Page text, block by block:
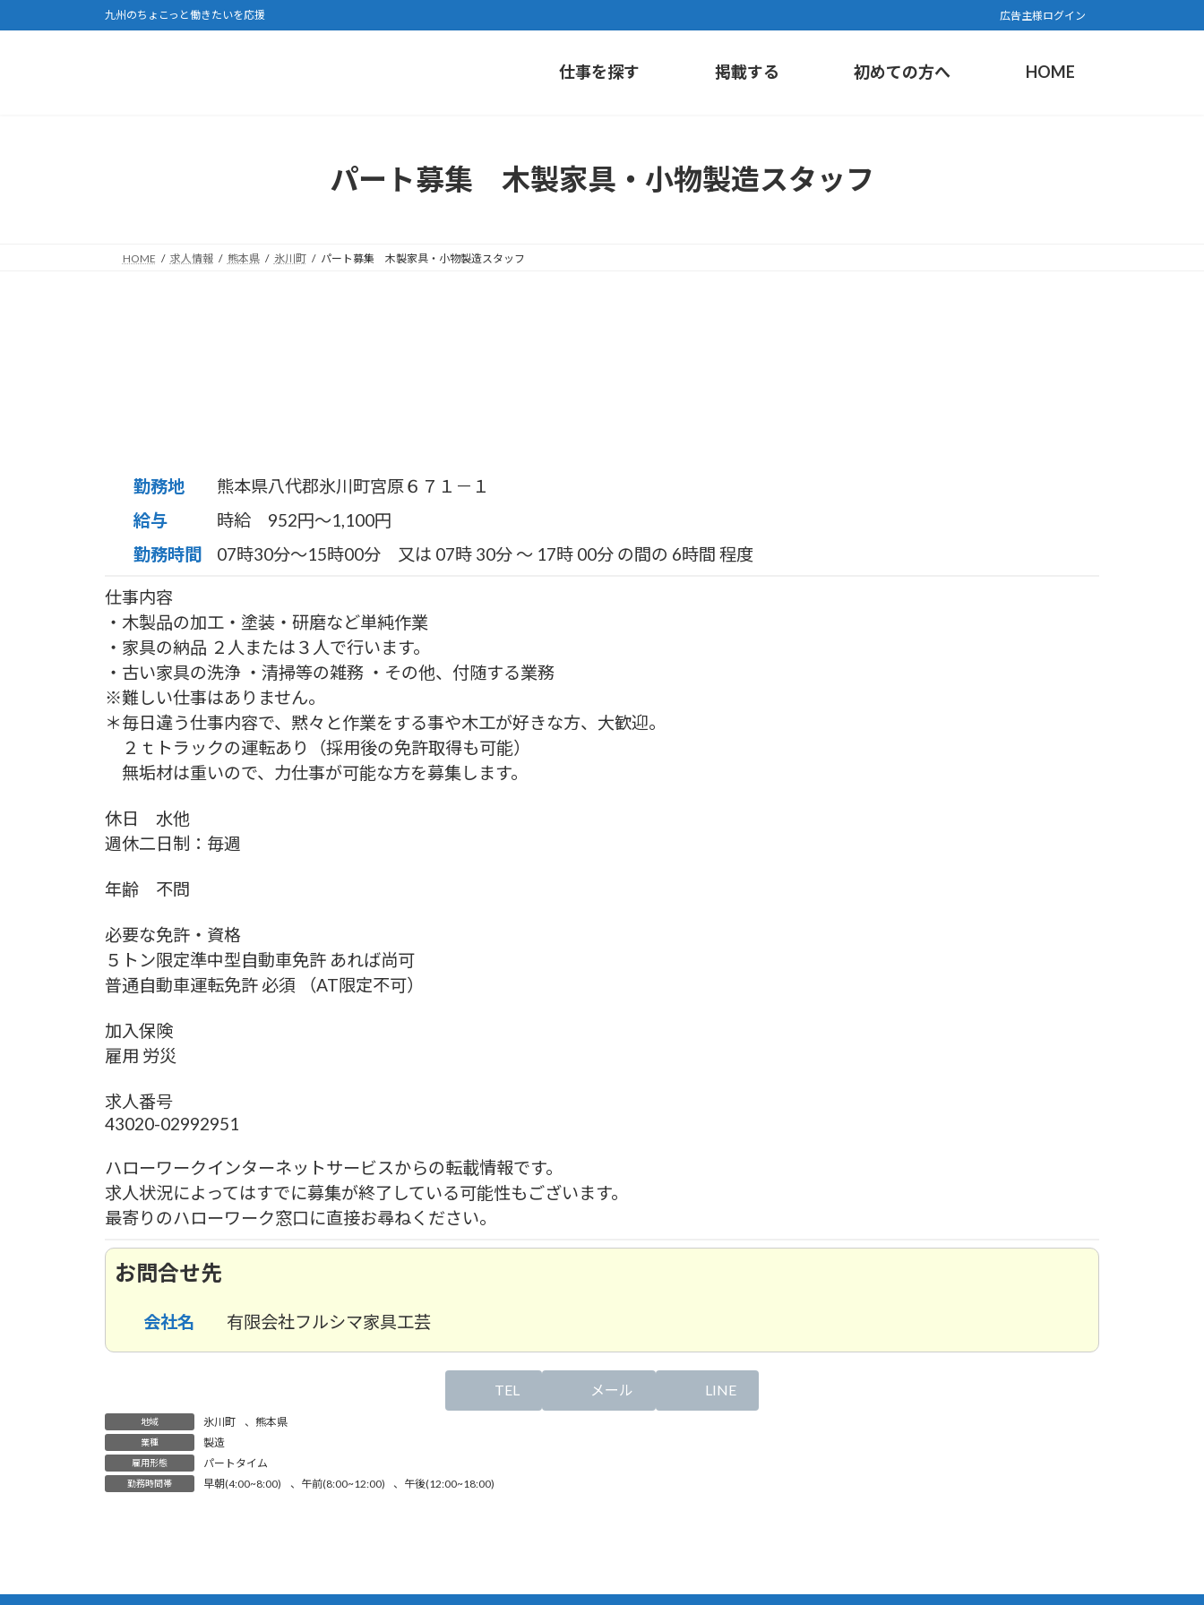
ン
ビ
九州のちょこっと働きたいを応援 広告主様ログイン
仕事を探す 掲載する 初めての方へ HOME
パート募集 木製家具・小物製造スタッフ
HOME 求人情報 熊本県 氷川町 パート募集 木製家具・小物製造スタッフ
勤務地
熊本県八代郡氷川町宮原６７１－１
給与
時給 952円〜1,100円
勤務時間
07時30分〜15時00分 又は 07時 30分 〜 17時 00分 の間の 6時間 程度
仕事内容
・木製品の加工・塗装・研磨など単純作業
・家具の納品 ２人または３人で行います。
・古い家具の洗浄 ・清掃等の雑務 ・その他、付随する業務
※難しい仕事はありません。
＊毎日違う仕事内容で、黙々と作業をする事や木工が好きな方、大歓迎。
２ｔトラックの運転あり（採用後の免許取得も可能）
無垢材は重いので、力仕事が可能な方を募集します。
休日 水他
週休二日制：毎週
年齢 不問
必要な免許・資格
５トン限定準中型自動車免許 あれば尚可
普通自動車運転免許 必須 （AT限定不可）
加入保険
雇用 労災
求人番号
43020-02992951
ハローワークインターネットサービスからの転載情報です。
求人状況によってはすでに募集が終了している可能性もございます。
最寄りのハローワーク窓口に直接お尋ねください。
お問合せ先
会社名 有限会社フルシマ家具工芸
TEL メール LINE
地域 氷川町 、 熊本県
業種 製造
雇用形態 パートタイム
勤務時間帯 早朝(4:00~8:00) 、 午前(8:00~12:00) 、 午後(12:00~18:00)